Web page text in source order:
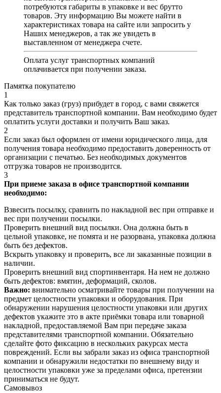
потребуются габариты в упаковке и вес брутто
товаров. Эту информацию Вы можете найти в
характеристиках товара на сайте или запросить у
Наших менеджеров, а так же увидеть в
выставленном от менеджера счете.
Оплата услуг транспортных компаний
оплачивается при получении заказа.
Памятка покупателю
1
Как только заказ (груз) прибудет в город, с вами свяжется
представитель транспортной компании. Вам необходимо будет
оплатить услуги доставки и получить Ваш заказ.
2
Если заказ был оформлен от имени юридического лица, для
получения товара необходимо предоставить доверенность от
организации с печатью. Без необходимых документов
отгрузка товаров не производится.
3
При приеме заказа в офисе транспортной компании
необходимо:
Взвесить посылку, сравнить по накладной вес при отправке и
вес при получении посылки.
Проверить внешний вид посылки. Она должна быть в
цельной упаковке, не помята и не разорвана, упаковка должна
быть без дефектов.
Вскрыть упаковку и проверить, все ли заказанные позиции в
наличии.
Проверить внешний вид спортинвентаря. На нем не должно
быть дефектов: вмятин, деформаций, сколов.
Важно: внимательно осматривайте товары при получении на
предмет целостности упаковки и оборудования. При
обнаружении нарушения целостности упаковки или других
дефектов укажите это в акте приёмки товара или товарной
накладной, предоставляемой Вам при передаче заказа
представителями транспортной компании. Обязательно
сделайте фото фиксацию в нескольких ракурсах места
повреждений. Если вы забрали заказ из офиса транспортной
компании и обнаружили недостатки по внешнему виду и
целостности упаковки уже за пределами офиса, претензии
приниматься не будут.
Самовывоз